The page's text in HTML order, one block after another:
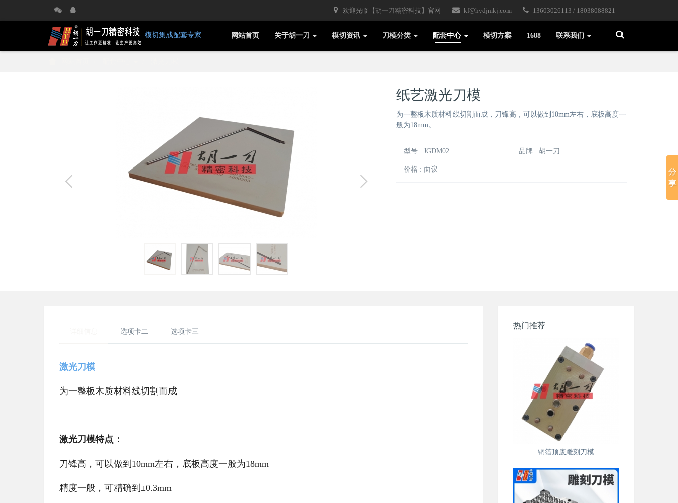
欢迎光临【胡一刀精密科技】官网 kf@hydjmkj.com 13603026113 / 18038088821
模切集成配套专家 Toggle
Search
网站首页 关于胡一刀 模切资讯 刀模分类 配套中心 模切方案 1688 联系我们
纸艺激光刀模
为一整板木质材料线切割而成，刀锋高，可以做到10mm左右，底板高度一
般为18mm。
型号 : JGDM02 品牌 : 胡一刀
价格 : 面议
选项卡二 选项卡三
激光刀模
为一整板木质材料线切割而成
激光刀模特点：
刀锋高，可以做到10mm左右，底板高度一般为18mm
精度一般，可精确到±0.3mm
热门推荐
铜箔顶废雕刻刀模